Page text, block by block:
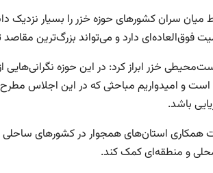
میان سران کشورهای حوزه خزر را بسیار
فوق‌العاده‌ای دارد و می‌تواند بزرگ‌ترین
خزر ابراز کرد: در این حوزه نگرانی‌هایی
و امیدواریم مباحثی که در این اجلاس
باشد.
همکاری استان‌های همجوار در کشورهای
و منطقه‌ای کمک کند.